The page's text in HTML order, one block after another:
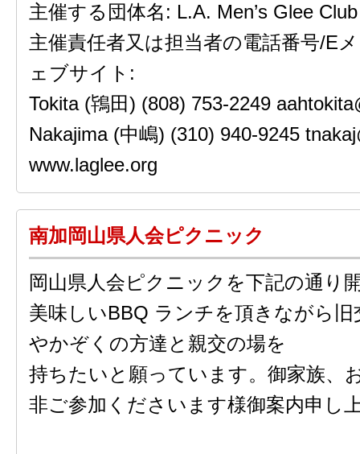
主催する団体名: L.A. Men’s Glee Club
主催責任者又は担当者の電話番号/E
ェブサイト:
Tokita (鴇田) (808) 753-2249
Nakajima (中嶋) (310) 940-9245
www.laglee.org
南加岡山県人会ピクニック
岡山県人会ピクニックを下記の通り
美味しいBBQ ランチを頂きながら
やかぞくの方達と親交の場を
持ちたいと願っています。御家族、
非ご参加くださいます様御案内申し